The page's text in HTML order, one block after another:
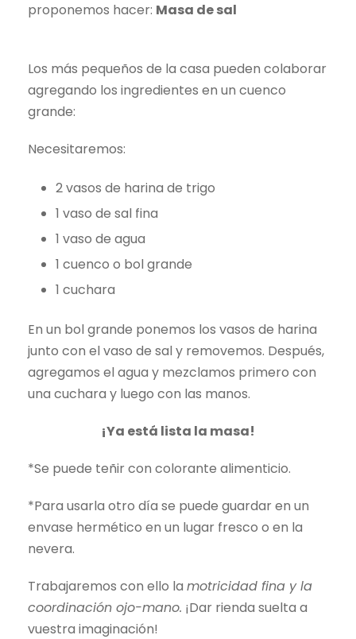
proponemos hacer: Masa de sal
Los más pequeños de la casa pueden colaborar
agregando los ingredientes en un cuenco
grande:
Necesitaremos:
2 vasos de harina de trigo
1 vaso de sal fina
1 vaso de agua
1 cuenco o bol grande
1 cuchara
En un bol grande ponemos los vasos de harina
junto con el vaso de sal y removemos. Después,
agregamos el agua y mezclamos primero con
una cuchara y luego con las manos.
¡Ya está lista la masa!
*Se puede teñir con colorante alimenticio.
*Para usarla otro día se puede guardar en un
envase hermético en un lugar fresco o en la
nevera.
Trabajaremos con ello la motricidad fina y la
coordinación ojo-mano. ¡Dar rienda suelta a
vuestra imaginación!